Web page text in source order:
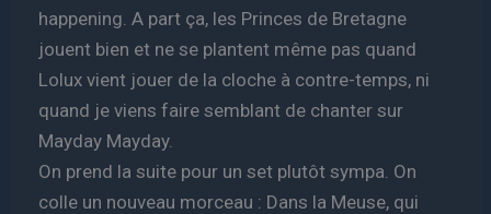
happening. A part ça, les Princes de Bretagne
jouent bien et ne se plantent même pas quand
Lolux vient jouer de la cloche à contre-temps, ni
quand je viens faire semblant de chanter sur
Mayday Mayday.
On prend la suite pour un set plutôt sympa. On
colle un nouveau morceau : Dans la Meuse, qui